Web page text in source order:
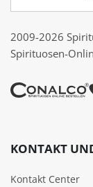
2009-2026
Spirituosen-
KONTAKT
Kontakt Center